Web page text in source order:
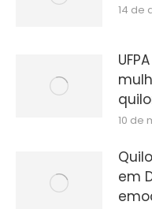
14 de
10 de
em